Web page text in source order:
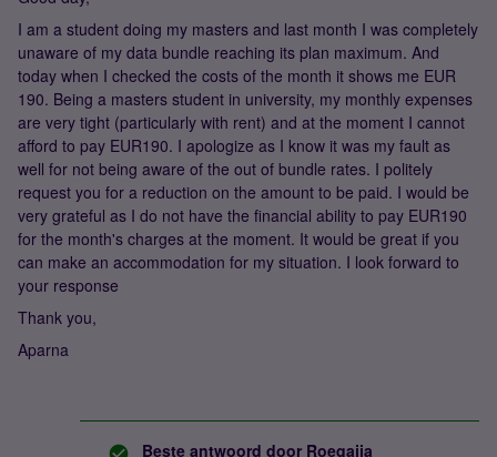
I am a student doing my masters and last month I was completely
unaware of my data bundle reaching its plan maximum. And
today when I checked the costs of the month it shows me EUR
190. Being a masters student in university, my monthly expenses
are very tight (particularly with rent) and at the moment I cannot
afford to pay EUR190. I apologize as I know it was my fault as
well for not being aware of the out of bundle rates. I politely
request you for a reduction on the amount to be paid. I would be
very grateful as I do not have the financial ability to pay EUR190
for the month's charges at the moment. It would be great if you
can make an accommodation for my situation. I look forward to
your response
Thank you,
Aparna
Beste antwoord door Roeqajja